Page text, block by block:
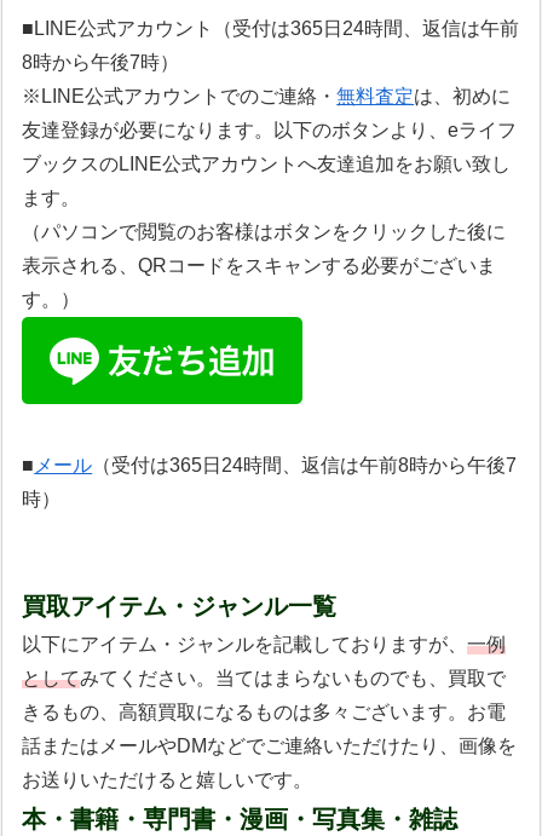
■LINE公式アカウント（受付は365日24時間、返信は午前
8時から午後7時）
※LINE公式アカウントでのご連絡・無料査定は、初めに
友達登録が必要になります。以下のボタンより、eライフ
ブックスのLINE公式アカウントへ友達追加をお願い致し
ます。
（パソコンで閲覧のお客様はボタンをクリックした後に
表示される、QRコードをスキャンする必要がございま
す。）
■ メール （受付は365日24時間、返信は午前8時から午後7
時）
買取アイテム・ジャンル一覧
以下にアイテム・ジャンルを記載しておりますが、一例
としてみてください。当てはまらないものでも、買取で
きるもの、高額買取になるものは多々ございます。お電
話またはメールやDMなどでご連絡いただけたり、画像を
お送りいただけると嬉しいです。
本・書籍・専門書・漫画・写真集・雑誌